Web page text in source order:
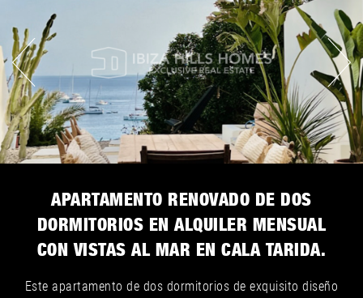
APARTAMENTO RENOVADO DE DOS
DORMITORIOS EN ALQUILER MENSUAL
CON VISTAS AL MAR EN CALA TARIDA.
Este apartamento de dos dormitorios de exquisito diseño